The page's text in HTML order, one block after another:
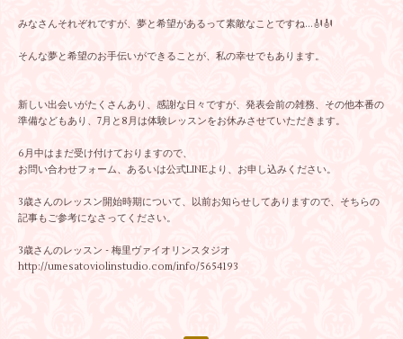
みなさんそれぞれですが、夢と希望があるって素敵なことですね…🎻🎻
そんな夢と希望のお手伝いができることが、私の幸せでもあります。
新しい出会いがたくさんあり、感謝な日々ですが、発表会前の雑務、その他本番の
準備などもあり、7月と8月は体験レッスンをお休みさせていただきます。
6月中はまだ受け付けておりますので、
お問い合わせフォーム、あるいは公式LINEより、お申し込みください。
3歳さんのレッスン開始時期について、以前お知らせしてありますので、そちらの
記事もご参考になさってください。
3歳さんのレッスン - 梅里ヴァイオリンスタジオ
http://umesatoviolinstudio.com/info/5654193